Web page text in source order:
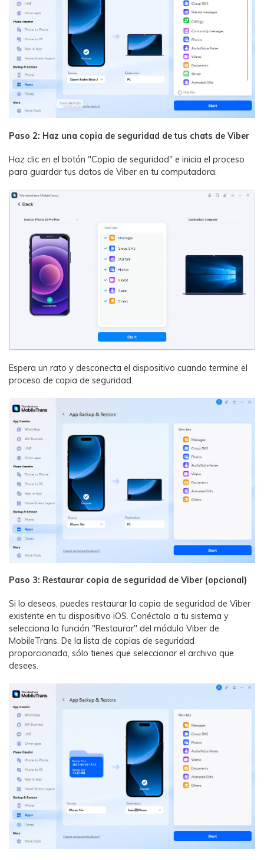
󠀰Paso 2: Haz una copia de seguridad de tus chats de Viber󠀲󠀩󠀠󠀩󠀩󠀨󠀩󠀥󠀳
Haz clic en el botón "Copia de seguridad" e inicia el proceso
para guardar tus datos de Viber en tu computadora.󠀲󠀩󠀠󠀩󠀩󠀨󠀩󠀦󠀳
󠀰Espera un rato y desconecta el dispositivo cuando termine el
proceso de copia de seguridad.󠀲󠀩󠀠󠀩󠀩󠀨󠀩󠀨󠀨󠀳
Paso 3: Restaurar copia de seguridad de Viber (opcional)󠀲󠀩󠀠󠀩󠀩󠀩󠀠󠀠󠀠󠀳
Si lo deseas, puedes restaurar la copia de seguridad de Viber
existente en tu dispositivo iOS. Conéctalo a tu sistema y
selecciona la función "Restaurar" del módulo Viber de
MobileTrans.󠀲󠀩󠀠󠀩󠀩󠀩󠀠󠀢󠀳󠀰 De la lista de copias de seguridad
proporcionada, sólo tienes que seleccionar el archivo que
desees.󠀲󠀩󠀠󠀩󠀩󠀩󠀠󠀣󠀳